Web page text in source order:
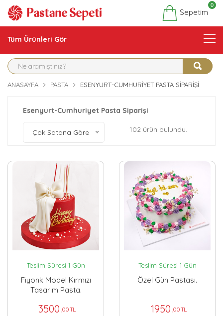
Sepetim
0
Tüm Ürünleri Gör
ANASAYFA PASTA ESENYURT-CUMHURIYET PASTA SIPARIŞI
Esenyurt-Cumhuriyet Pasta Siparişi
Çok Satana Göre 102 ürün bulundu.
Teslim Süresi 1 Gün
Fiyonk Model Kırmızı
Tasarım Pasta.
3500 ,00 TL
Teslim Süresi 1 Gün
Özel Gün Pastası.
1950 ,00 TL